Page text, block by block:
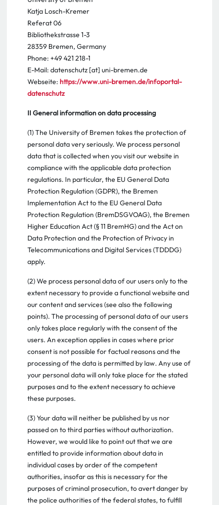
Katja Losch-Kremer
Referat 06
Bibliothekstrasse 1-3
28359 Bremen, Germany
Phone: +49 421 218-1
E-Mail: datenschutz [at] uni-bremen.de
Webseite: https://www.uni-bremen.de/infoportal-
datenschutz
II General information on data processing
(1) The University of Bremen takes the protection of
personal data very seriously. We process personal
data that is collected when you visit our website in
compliance with the applicable data protection
regulations. In particular, the EU General Data
Protection Regulation (GDPR), the Bremen
Implementation Act to the EU General Data
Protection Regulation (BremDSGVOAG), the Bremen
Higher Education Act (§ 11 BremHG) and the Act on
Data Protection and the Protection of Privacy in
Telecommunications and Digital Services (TDDDG)
apply.
(2) We process personal data of our users only to the
extent necessary to provide a functional website and
our content and services (see also the following
points). The processing of personal data of our users
only takes place regularly with the consent of the
users. An exception applies in cases where prior
consent is not possible for factual reasons and the
processing of the data is permitted by law. Any use of
your personal data will only take place for the stated
purposes and to the extent necessary to achieve
these purposes.
(3) Your data will neither be published by us nor
passed on to third parties without authorization.
However, we would like to point out that we are
entitled to provide information about data in
individual cases by order of the competent
authorities, insofar as this is necessary for the
purposes of criminal prosecution, to avert danger by
the police authorities of the federal states, to fulfill